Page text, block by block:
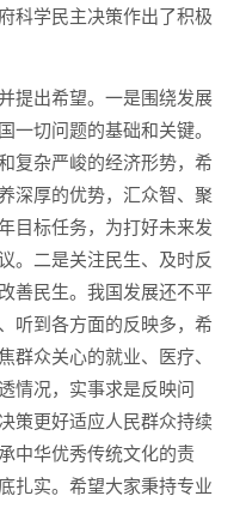
科学民主决策作出了积极
提出希望。一是围绕发展
一切问题的基础和关键。
复杂严峻的经济形势，希
深厚的优势，汇众智、聚
目标任务，为打好未来发
。二是关注民生、及时反
善民生。我国发展还不平
听到各方面的反映多，希
群众关心的就业、医疗、
情况，实事求是反映问
策更好适应人民群众持续
中华优秀传统文化的责
扎实。希望大家秉持专业